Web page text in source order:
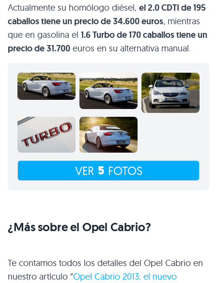
Actualmente su homólogo diésel, el 2.0CDTI de 195
caballos tiene un precio de 34.600 euros, mientras
que en gasolina el 1.6 Turbo de 170 caballos tiene un
precio de 31.700 euros en su alternativa manual.
VER 5 FOTOS
¿Más sobre el Opel Cabrio?
Te contamos todos los detalles del Opel Cabrio en
nuestro artículo “Opel Cabrio 2013: el nuevo